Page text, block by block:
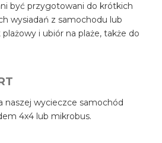
być przygotowani do krótkich
wysiadań z samochodu lub
i ubiór na plaże, także do
naszej wycieczce samochód
4x4 lub mikrobus.